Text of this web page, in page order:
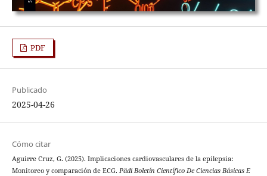
PDF
Publicado
2025-04-26
Cómo citar
Aguirre Cruz, G. (2025). Implicaciones cardiovasculares de la epilepsia:
Monitoreo y comparación de ECG. Pädi Boletín Científico De Ciencias Básicas E